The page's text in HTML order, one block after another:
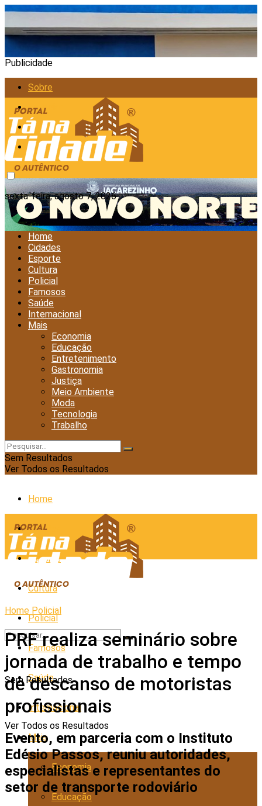
Publicidade
Sobre
Anunciar
Política de Privacidade
Contato
sexta-feira, agosto 7, 2026
Home
Cidades
Esporte
Cultura
Policial
Famosos
Saúde
Internacional
Mais
Economia
Educação
Entretenimento
Gastronomia
Justiça
Meio Ambiente
Moda
Tecnologia
Trabalho
Sem Resultados
Ver Todos os Resultados
Home
Cidades
Esporte
Cultura
Policial
Famosos
Saúde
Internacional
Mais
Economia
Educação
Sem Resultados
Ver Todos os Resultados
Home Policial
PRF realiza seminário sobre
jornada de trabalho e tempo
de descanso de motoristas
profissionais
Evento, em parceria com o Instituto
Edésio Passos, reuniu autoridades,
especialistas e representantes do
setor de transporte rodoviário